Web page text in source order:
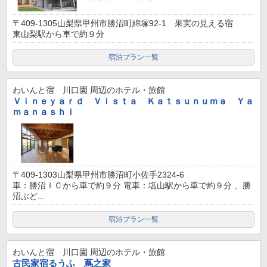
〒409-1305山梨県甲州市勝沼町綿塚92-1 果実の見える宿
東山梨駅から車で約９分
宿泊プラン一覧
わいんと宿 川口園 周辺のホテル・旅館
Ｖｉｎｅｙａｒｄ Ｖｉｓｔａ Ｋａｔｓｕｎｕｍａ Ｙａ
ｍａｎａｓｈｉ
〒409-1303山梨県甲州市勝沼町小佐手2324-6
車：勝沼ＩＣから車で約９分 電車：塩山駅から車で約９分 、勝
沼ぶど...
宿泊プラン一覧
わいんと宿 川口園 周辺のホテル・旅館
古民家宿るうふ 蔦之家